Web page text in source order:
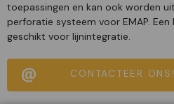
toepassingen en kan ook worden
perforatie systeem voor EMAP.
geschikt voor lijnintegratie.
CONTACTEER ONS!